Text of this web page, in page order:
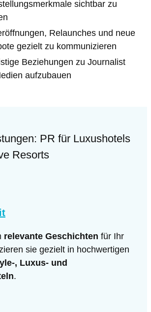
sichtbar zu
Relaunches und neue
gezielt zu kommunizieren
Beziehungen zu Journalist
aufzubauen
PR für Luxushotels
Resorts
relevante Geschichten für Ihr
sie gezielt in hochwertigen
, Luxus- und
.